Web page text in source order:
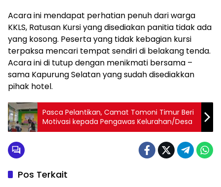
Acara ini mendapat perhatian penuh dari warga
KKLS, Ratusan Kursi yang disediakan panitia tidak ada
yang kosong. Peserta yang tidak kebagian kursi
terpaksa mencari tempat sendiri di belakang tenda.
Acara ini di tutup dengan menikmati bersama –
sama Kapurung Selatan yang sudah disediakkan
pihak hotel.
Pasca Pelantikan, Camat Tomoni Timur Beri
Motivasi kepada Pengawas Kelurahan/Desa
Pos Terkait